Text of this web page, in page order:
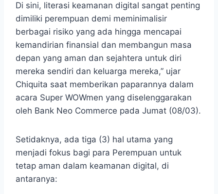
Di sini, literasi keamanan digital sangat penting
dimiliki perempuan demi meminimalisir
berbagai risiko yang ada hingga mencapai
kemandirian finansial dan membangun masa
depan yang aman dan sejahtera untuk diri
mereka sendiri dan keluarga mereka,” ujar
Chiquita saat memberikan paparannya dalam
acara Super WOWmen yang diselenggarakan
oleh Bank Neo Commerce pada Jumat (08/03).
Setidaknya, ada tiga (3) hal utama yang
menjadi fokus bagi para Perempuan untuk
tetap aman dalam keamanan digital, di
antaranya: